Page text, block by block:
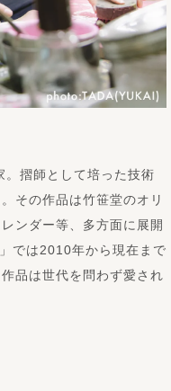
摺師として培った技術
その作品は竹笹堂のオリ
ンダー等、多方面に展開
では2010年から現在まで
品は世代を問わず愛され